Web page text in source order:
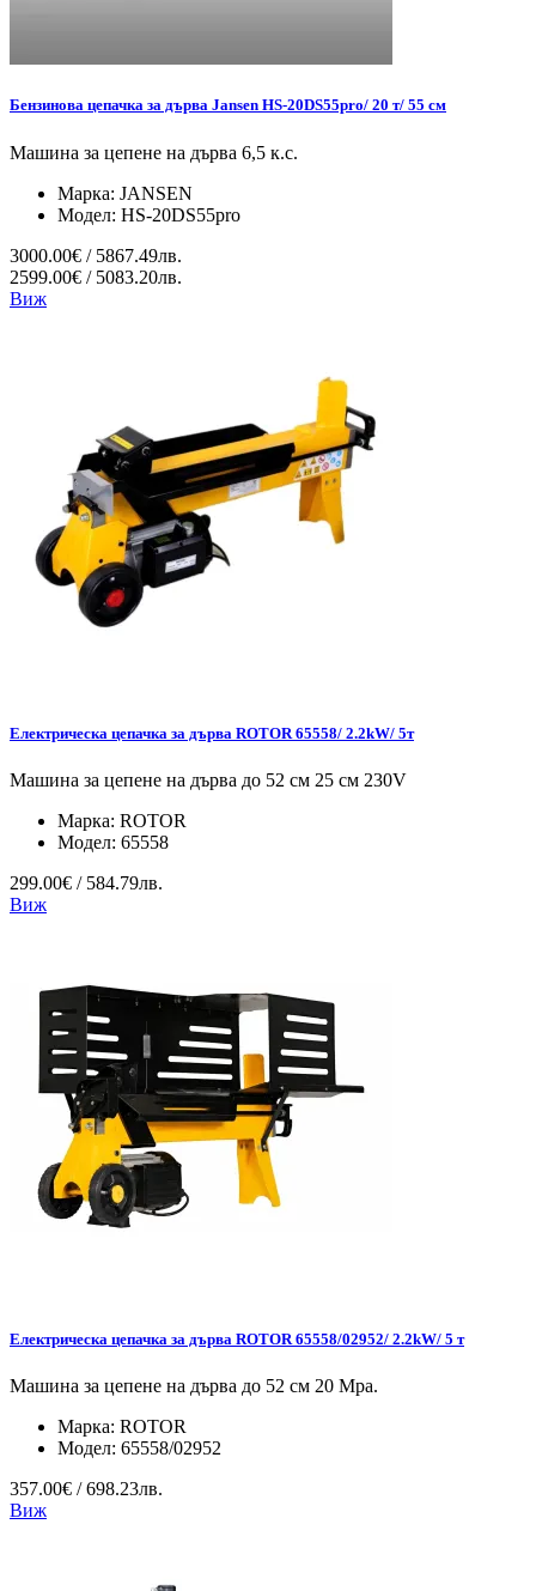
Бензинова цепачка за дърва Jansen HS-20DS55pro/ 20 т/ 55 см
Машина за цепене на дърва 6,5 к.с.
Марка: JANSEN
Модел: HS-20DS55pro
3000.00€ / 5867.49лв.
2599.00€ / 5083.20лв.
Виж
Електрическа цепачка за дърва ROTOR 65558/ 2.2kW/ 5т
Машина за цепене на дърва до 52 см 25 см 230V
Марка: ROTOR
Модел: 65558
299.00€ / 584.79лв.
Виж
Електрическа цепачка за дърва ROTOR 65558/02952/ 2.2kW/ 5 т
Машина за цепене на дърва до 52 см 20 Mpa.
Марка: ROTOR
Модел: 65558/02952
357.00€ / 698.23лв.
Виж